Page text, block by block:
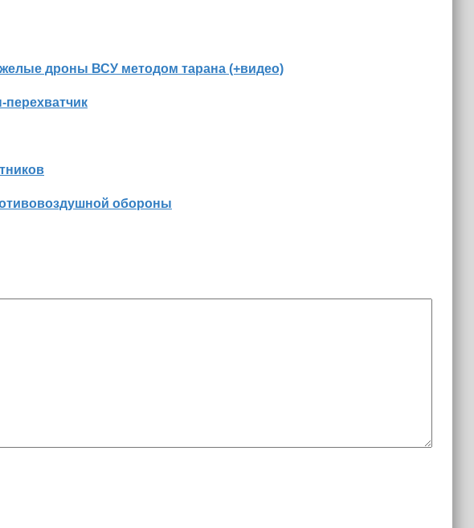
дроны ВСУ методом тарана (+видео)
обороны